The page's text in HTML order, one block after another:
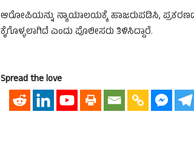
ಆರೋಪಿಯನ್ನು ನ್ಯಾಯಾಲಯಕ್ಕೆ ಹಾಜರುಪಡಿಸಿ,
ಕೈಗೊಳ್ಳಲಾಗಿದೆ ಎಂದು ಪೊಲೀಸರು ತಿಳಿಸಿದ್ದಾರೆ.
Spread the love